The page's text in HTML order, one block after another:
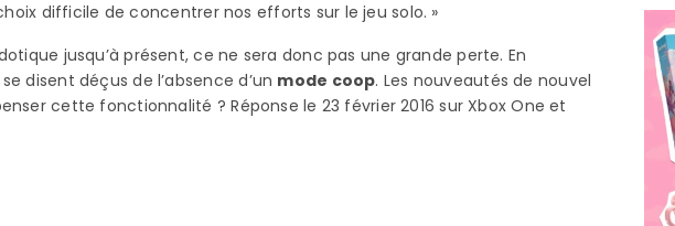
difficile de concentrer nos efforts sur le jeu solo. »
jusqu’à présent, ce ne sera donc pas une grande perte. En
disent déçus de l’absence d’un mode coop. Les nouveautés de nouvel
cette fonctionnalité ? Réponse le 23 février 2016 sur Xbox One et